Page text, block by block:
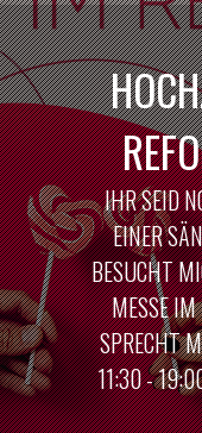
IHR SEID
EINER
BESUCHT
MESSE
SPRECHT
11:30 -